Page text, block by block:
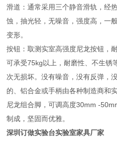
滑道：通常采用三个静音滑轨，经
蚀，抽光轻，无噪音，强度高，一
变形。
按钮：取测实室高强度尼龙按钮，
可承受75kg以上，耐磨性、不生锈
次无损坏。没有噪音，没有反弹，
的、铝合金或手柄由各种制造商和
尼龙组合脚，可调高度30mm -
制成，坚固而优雅。
深圳订做实验台实验室家具厂家